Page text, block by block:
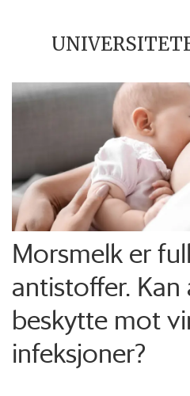
Morsmelk er
antistoffer. Kan
beskytte mot
infeksjoner?